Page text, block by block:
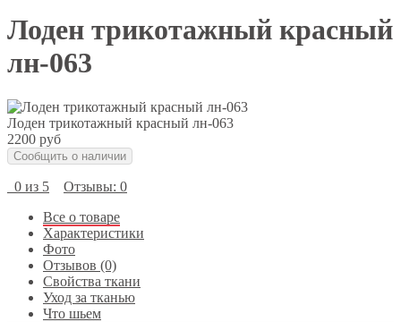
Лоден трикотажный красный
лн-063
Лоден трикотажный красный лн-063
2200 руб
Сообщить о наличии
0 из 5
Отзывы: 0
Все о товаре
Характеристики
Фото
Отзывов (0)
Свойства ткани
Уход за тканью
Что шьем